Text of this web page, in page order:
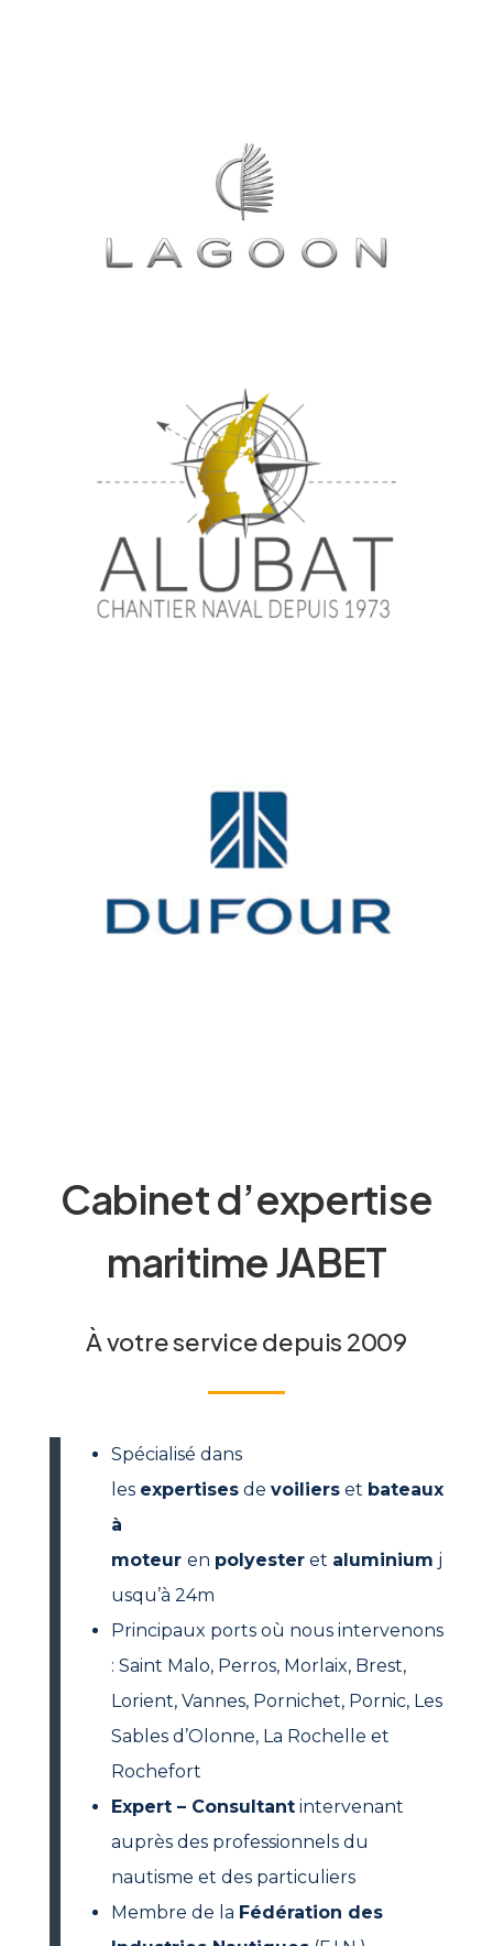
Cabinet d’expertise
maritime JABET
À votre service depuis 2009
Spécialisé dans
les expertisesde voilierset bateaux
à
moteur en polyesteret aluminium j
usqu’à 24m
Principaux ports où nous intervenons
: Saint Malo, Perros, Morlaix, Brest,
Lorient, Vannes, Pornichet, Pornic, Les
Sables d’Olonne, La Rochelle et
Rochefort
Expert – Consultantintervenant
auprès des professionnels du
nautisme et des particuliers
Membre de la Fédération des